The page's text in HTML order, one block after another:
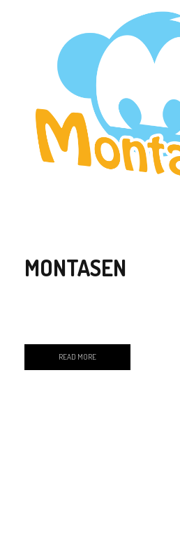
MONTASEN
READ MORE